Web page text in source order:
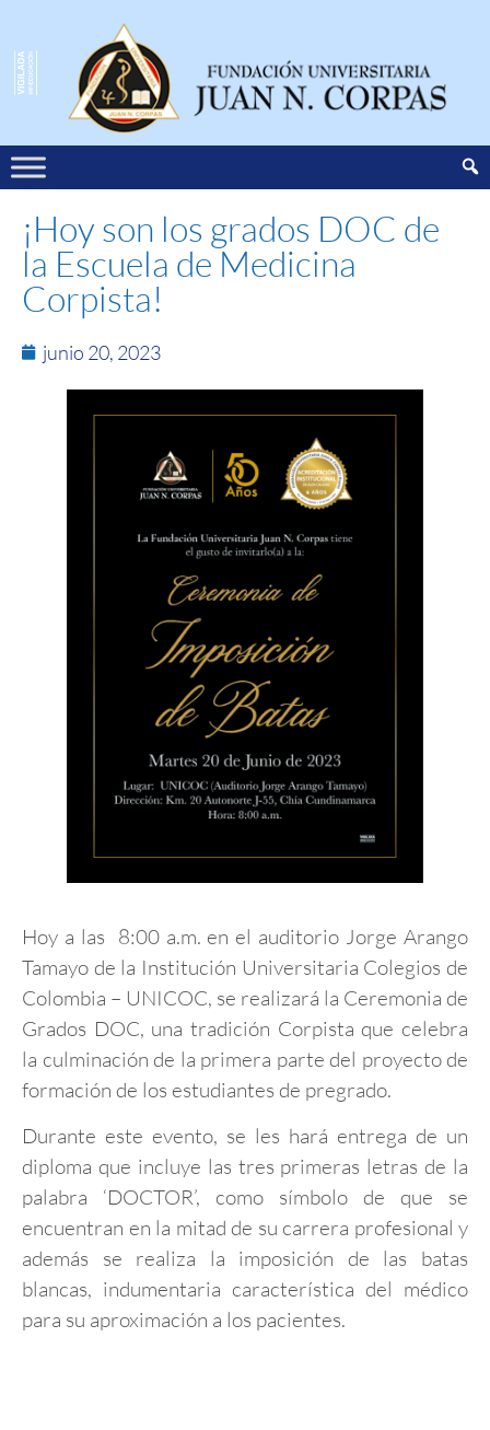
¡Hoy son los grados DOC de
la Escuela de Medicina
Corpista!
junio 20, 2023
Hoy a las 8:00 a.m. en el auditorio Jorge Arango
Tamayo de la Institución Universitaria Colegios de
Colombia – UNICOC, se realizará la Ceremonia de
Grados DOC, una tradición Corpista que celebra
la culminación de la primera parte del proyecto de
formación de los estudiantes de pregrado.
Durante este evento, se les hará entrega de un
diploma que incluye las tres primeras letras de la
palabra ‘DOCTOR’, como símbolo de que se
encuentran en la mitad de su carrera profesional y
además se realiza la imposición de las batas
blancas, indumentaria característica del médico
para su aproximación a los pacientes.